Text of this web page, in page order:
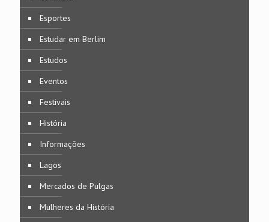
Esportes
Estudar em Berlim
Estudos
Eventos
Festivais
História
Informações
Lagos
Mercados de Pulgas
Mulheres da História